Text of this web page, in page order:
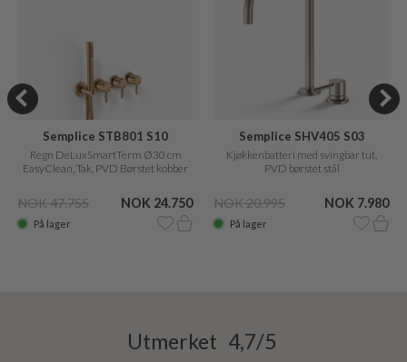
Semplice STB801 S10
Regn DeLuxSmartTerm Ø30 cm
EasyClean, Tak, PVD Børstet kobber
NOK 47.755 NOK 24.750
På lager
Semplice SHV405 S03
Kjøkkenbatteri med svingbar tut,
PVD børstet stål
NOK 20.995 NOK 7.980
På lager
Utmerket 4,7/5